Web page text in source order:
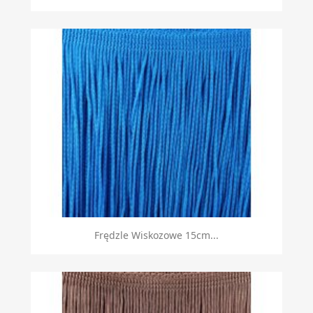
Frędzle Wiskozowe 15cm...